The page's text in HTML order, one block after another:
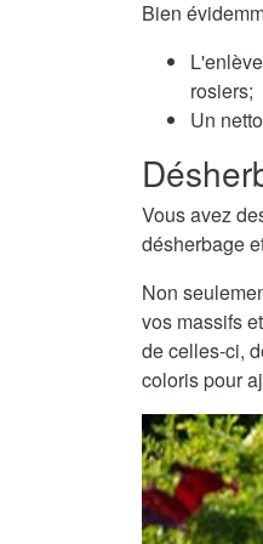
Bien
rosiers;
Un
Vous avez
désherbage
Non
vos massifs
de celles-ci,
coloris pour